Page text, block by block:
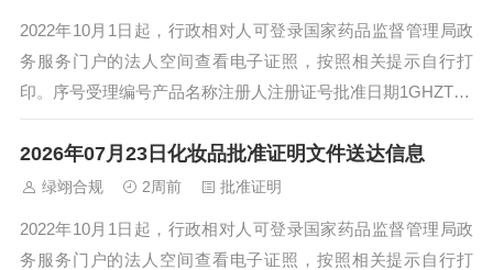
2022年10月1日起，行政相对人可登录国家药品监督管理局政
务服务门户的法人空间查看电子证照，按照相关提示自行打
印。序号受理编号产品名称注册人注册证号批准日期1GHZTX2
601528清怡防脱固发洗发...
2026年07月23日化妆品批准证明文件送达信息
绿翊合规 2周前 批准证明
2022年10月1日起，行政相对人可登录国家药品监督管理局政
务服务门户的法人空间查看电子证照，按照相关提示自行打